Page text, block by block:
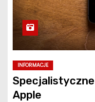
INFORMACJE
Apple